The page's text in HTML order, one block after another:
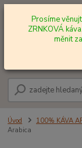
+420 602 577 209
Úvod 100% KÁVA
Arabica
Prosíme
ZRNKOVÁ
měnit